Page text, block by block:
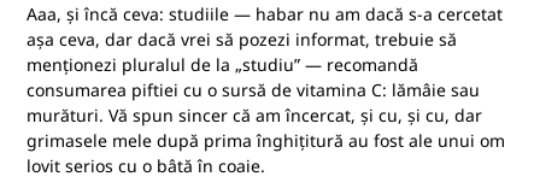
Aaa, și încă ceva: studiile — habar nu am dacă s-a cercetat
așa ceva, dar dacă vrei să pozezi informat, trebuie să
menționezi pluralul de la „studiu” — recomandă
consumarea piftiei cu o sursă de vitamina C: lămâie sau
murături. Vă spun sincer că am încercat, și cu, și cu, dar
grimasele mele după prima înghițitură au fost ale unui om
lovit serios cu o bâtă în coaie.